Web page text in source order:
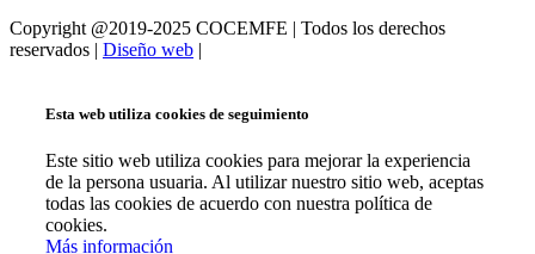
Copyright @2019-2025 COCEMFE | Todos los derechos
reservados | Diseño web |
Esta web utiliza cookies de seguimiento
Este sitio web utiliza cookies para mejorar la experiencia
de la persona usuaria. Al utilizar nuestro sitio web, aceptas
todas las cookies de acuerdo con nuestra política de
cookies.
Más información